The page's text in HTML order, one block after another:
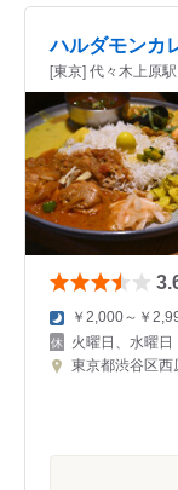
ハルダモンカ
[東京] 代々木上原
￥2,000～￥
火曜日、水曜日
東京都渋谷区